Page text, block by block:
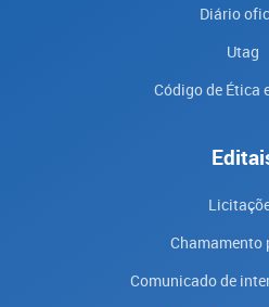
Diário
Utag
Código de Ética
Chamamento
Comunicado de